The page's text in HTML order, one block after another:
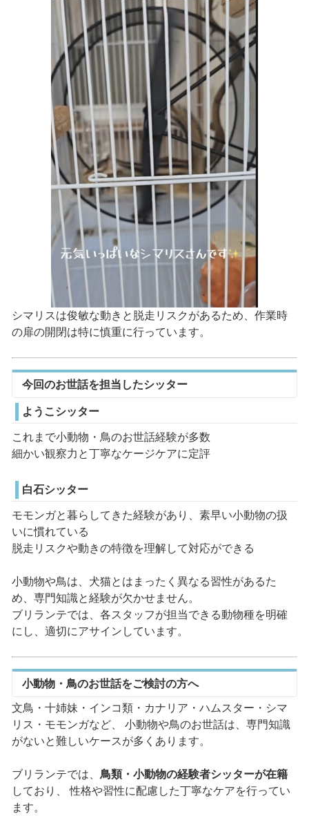
シマリスは俊敏な動きと脱走リスクがあるため、作業時
の扉の開閉は特に慎重に行っています。
今回のお世話を担当したシッター
ようこシッター
これまで小動物・鳥のお世話経験が多数
細かい観察力と丁寧なケージケアに定評
白石シッター
モモンガと暮らしてきた経験があり、素早い小動物の扱
いに慣れている
脱走リスクや動きの特徴を理解して対応ができる
小動物や鳥は、犬猫とはまったく異なる習性があるた
め、専門知識と経験が欠かせません。
ブリランテでは、各スタッフが担当できる動物種を明確
にし、適切にアサインしています。
小動物・鳥のお世話をご検討の方へ
文鳥・十姉妹・インコ類・カナリア・ハムスター・シマ
リス・モモンガなど、 小動物や鳥のお世話は、専門知識
がないと難しいケースが多くあります。
ブリランテでは、 鳥類・小動物の経験者シッターが在籍
しており、 性格や習性に配慮した丁寧なケアを行ってい
ます。